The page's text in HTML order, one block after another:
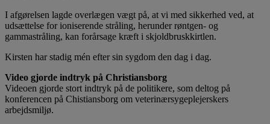
I afgørelsen lagde overlægen vægt på, at vi med sikkerhed ved, at
udsættelse for ioniserende stråling, herunder røntgen- og
gammastråling, kan forårsage kræft i skjoldbruskkirtlen.
Kirsten har stadig mén efter sin sygdom den dag i dag.
Video gjorde indtryk på Christiansborg
Videoen gjorde stort indtryk på de politikere, som deltog på
konferencen på Chistiansborg om veterinærsygeplejerskers
arbejdsmiljø.